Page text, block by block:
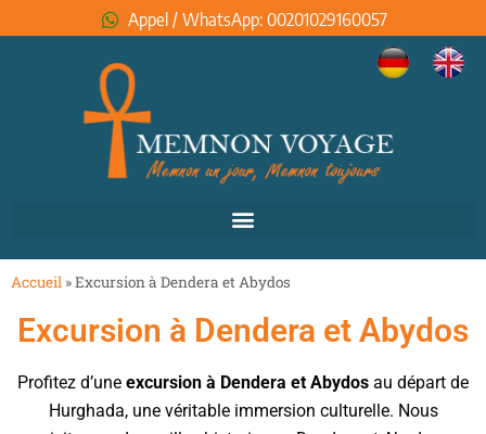
Appel / WhatsApp: 00201029160057
Accueil »Excursion à Dendera et Abydos
Excursion à Dendera et Abydos
Profitez d’une excursion à Dendera et Abydos au départ de
Hurghada, une véritable immersion culturelle. Nous